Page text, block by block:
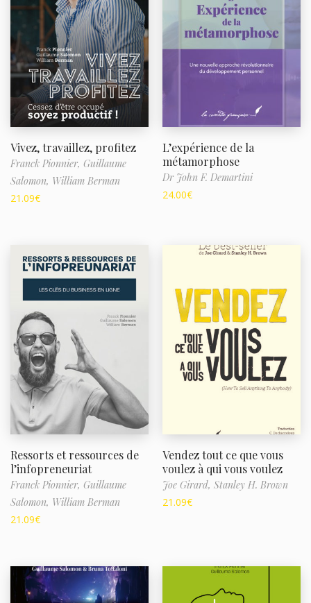
Vivez, travaillez, profitez
Franck Pionnier, Guillaume
Salomon, William Berman
21.09€
L’expérience de la
métamorphose
Dr John F. Demartini
24.00€
Ressorts et ressources de
l’infopreneuriat
Franck Pionnier, Guillaume
Salomon, William Berman
21.09€
Vendez tout ce que vous
voulez à qui vous voulez
Joe Girard, Stanley H. Brown
21.09€